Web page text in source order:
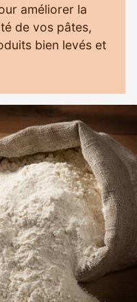
améliorer la
de vos pâtes,
bien levés et